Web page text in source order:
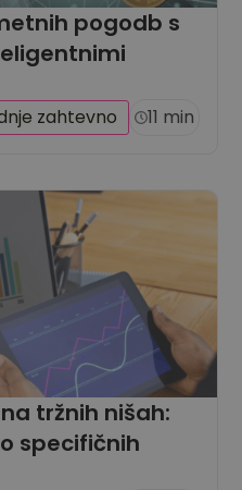
pogodb s
zahtevno 11 min
tržnih nišah:
specifičnih